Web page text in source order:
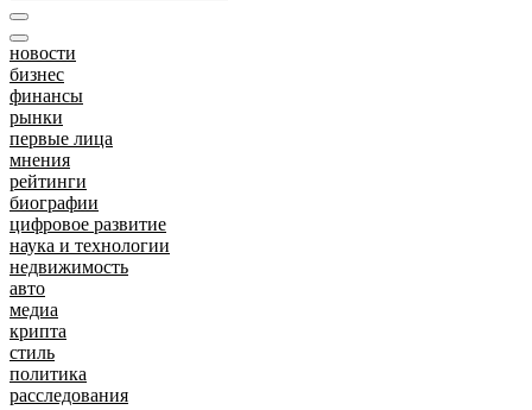
новости
бизнес
финансы
рынки
первые лица
мнения
рейтинги
биографии
цифровое развитие
наука и технологии
недвижимость
авто
медиа
крипта
стиль
политика
расследования